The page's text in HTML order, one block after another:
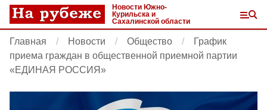
Новости Южно-
Курильска и
Сахалинской области
Главная Новости Общество
График
приема граждан в общественной приемной партии
«ЕДИНАЯ РОССИЯ»